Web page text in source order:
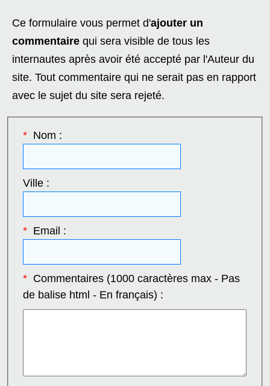
Ce formulaire vous permet d'ajouter un
commentaire qui sera visible de tous les
internautes après avoir été accepté par l'Auteur du
site. Tout commentaire qui ne serait pas en rapport
avec le sujet du site sera rejeté.
*Nom :
Ville :
*Email :
*Commentaires (1000 caractères max - Pas
de balise html - En français) :